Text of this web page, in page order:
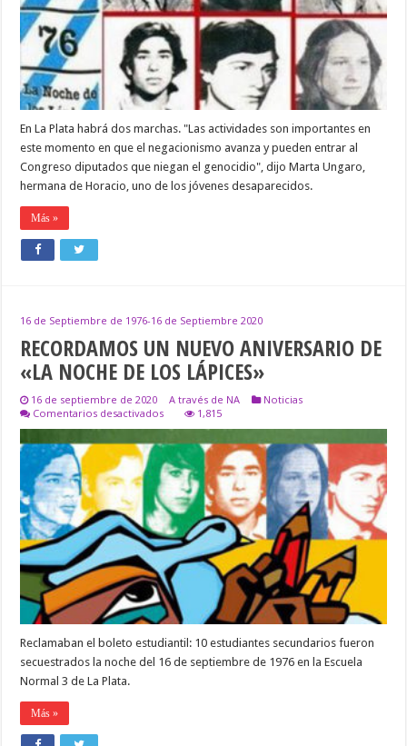
LA
NOCHE
DE
LOS
LÁPICES
En La Plata habrá dos marchas. "Las actividades son importantes en
este momento en que el negacionismo avanza y pueden entrar al
Congreso diputados que niegan el genocidio", dijo Marta Ungaro,
hermana de Horacio, uno de los jóvenes desaparecidos.
Más »
16 de Septiembre de 1976-16 de Septiembre 2020
RECORDAMOS UN NUEVO ANIVERSARIO DE
«LA NOCHE DE LOS LÁPICES»
16 de septiembre de 2020 A través de NA
Noticias
Comentarios desactivadosen
RECORDAMOS
NUEVO
ANIVERSARIO
DE
«LA
NOCHE
DE
LOS
LÁPICES»
1,815
Reclamaban el boleto estudiantil: 10 estudiantes secundarios fueron
secuestrados la noche del 16 de septiembre de 1976 en la Escuela
Normal 3 de La Plata.
Más »